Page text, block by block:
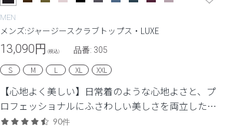
MEN
メンズ:ジャージースクラブトップス・LUXE
13,090円 (税込) 品番: 305
S M L XL XXL
【心地よく美しい】日常着のような心地よさと、プ
ロフェッショナルにふさわしい美しさを両立した定
番シリーズ。90件